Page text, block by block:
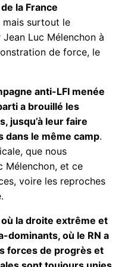
la France
mais surtout le
Luc Mélenchon à
de force, le
anti-LFI menée
a brouillé les
jusqu’à leur faire
dans le même camp.
que nous
Mélenchon, et ce
voire les reproches
où la droite extrême et
dominants, où le RN a
forces de progrès et